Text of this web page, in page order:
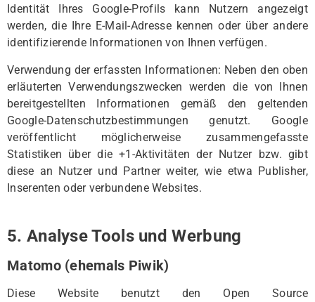
Identität Ihres Google-Profils kann Nutzern angezeigt
werden, die Ihre E-Mail-Adresse kennen oder über andere
identifizierende Informationen von Ihnen verfügen.
Verwendung der erfassten Informationen: Neben den oben
erläuterten Verwendungszwecken werden die von Ihnen
bereitgestellten Informationen gemäß den geltenden
Google-Datenschutzbestimmungen genutzt. Google
veröffentlicht möglicherweise zusammengefasste
Statistiken über die +1-Aktivitäten der Nutzer bzw. gibt
diese an Nutzer und Partner weiter, wie etwa Publisher,
Inserenten oder verbundene Websites.
5. Analyse Tools und Werbung
Matomo (ehemals Piwik)
Diese Website benutzt den Open Source